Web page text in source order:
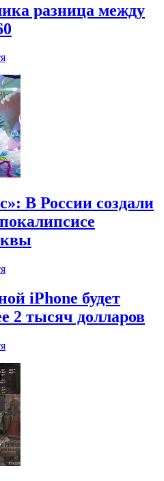
разница между
В России создали
iPhone будет
2 тысяч долларов